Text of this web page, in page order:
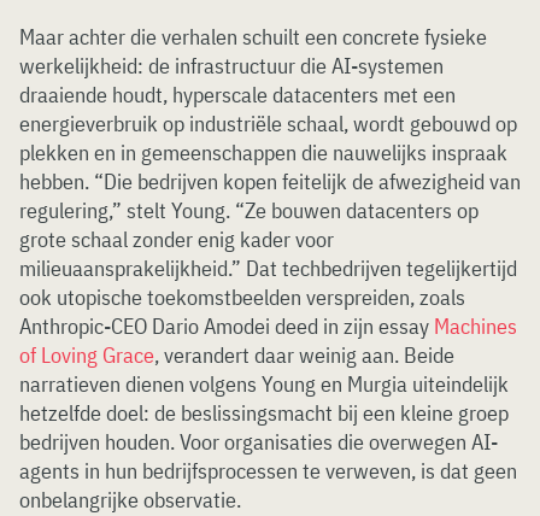
Maar achter die verhalen schuilt een concrete fysieke
werkelijkheid: de infrastructuur die AI-systemen
draaiende houdt, hyperscale datacenters met een
energieverbruik op industriële schaal, wordt gebouwd op
plekken en in gemeenschappen die nauwelijks inspraak
hebben. “Die bedrijven kopen feitelijk de afwezigheid van
regulering,” stelt Young. “Ze bouwen datacenters op
grote schaal zonder enig kader voor
milieuaansprakelijkheid.” Dat techbedrijven tegelijkertijd
ook utopische toekomstbeelden verspreiden, zoals
Anthropic-CEO Dario Amodei deed in zijn essay Machines
of Loving Grace, verandert daar weinig aan. Beide
narratieven dienen volgens Young en Murgia uiteindelijk
hetzelfde doel: de beslissingsmacht bij een kleine groep
bedrijven houden. Voor organisaties die overwegen AI-
agents in hun bedrijfsprocessen te verweven, is dat geen
onbelangrijke observatie.